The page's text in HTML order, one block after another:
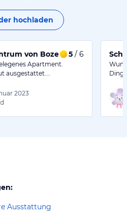
hochladen
von Bozen. 5 / 6
Apartment.
ausgestattet.…
2023
Ausstattung